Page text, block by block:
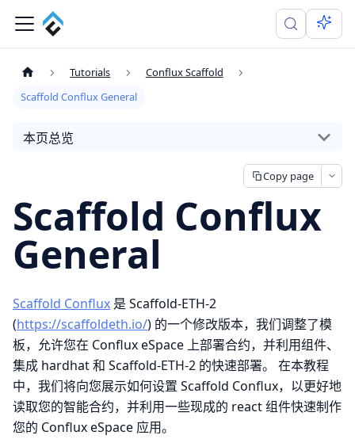
Tutorials
Conflux Scaffold
Scaffold Conflux General
本页总览
Copy page
Scaffold Conflux
General
Scaffold Conflux 是 Scaffold-ETH-2
(https://scaffoldeth.io/) 的一个修改版本，我们调整了模
板，允许您在 Conflux eSpace 上部署合约，并利用组件、
集成 hardhat 和 Scaffold-ETH-2 的快速部署。 在本教程
中，我们将向您展示如何设置 Scaffold Conflux，以更好地
读取您的智能合约，并利用一些现成的 react 组件快速制作
您的 Conflux eSpace 应用。